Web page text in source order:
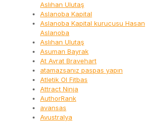
Aslıhan Ulutaş
Aslanoba Kapital
Aslanoba Kapital kurucusu Hasan
Aslanoba
Aslıhan Ulutaş
Asuman Bayrak
At Avrat Bravehart
atamazsanız paspas yapın
Atletik Ol Fitbas
Attract Ninja
AuthorRank
avansas
Avustralya